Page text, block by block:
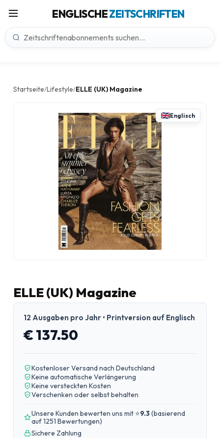
ENGLISCHEZEITSCHRIFTEN
Startseite/Lifestyle/ELLE (UK) Magazine
Englisch
ELLE (UK) Magazine
12 Ausgaben pro Jahr • Printversion auf Englisch
€ 137.50
Kostenloser Versand nach Deutschland
Keine automatische Verlängerung
Keine versteckten Kosten
Verschenken oder selbst behalten
Unsere Kunden bewerten uns mit ⭐9.3(basierend
auf 1251 Bewertungen)
Sichere Zahlung